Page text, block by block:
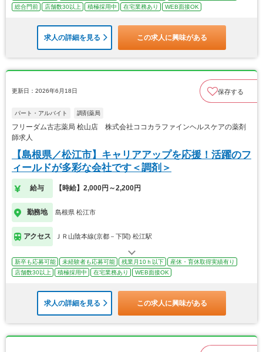
総合門前
店舗数30以上 積極採用中 在宅業務あり WEB面接OK
求人の詳細を見る この求人に興味がある
更新日：2026年6月18日 保存する
パート・アルバイト 調剤薬局
フリーダム古志薬局 桧山店 株式会社ココカラファインヘルスケアの薬剤
師求人
【島根県／松江市】キャリアアップを応援！活躍のフ
ィールドが多彩な会社です＜調剤＞
給与 【時給】2,000円～2,200円
勤務地 島根県 松江市
アクセス ＪＲ山陰本線(京都－下関) 松江駅
新卒も応募可能 未経験者も応募可能 残業月10ｈ以下
産休・育休取得実績有り
店舗数30以上
積極採用中 在宅業務あり WEB面接OK
求人の詳細を見る この求人に興味がある